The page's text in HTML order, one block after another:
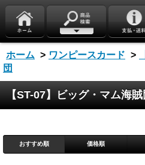
ホーム > ワンピースカード >
団
【ST-07】ビッグ・マム海賊
おすすめ順 価格順